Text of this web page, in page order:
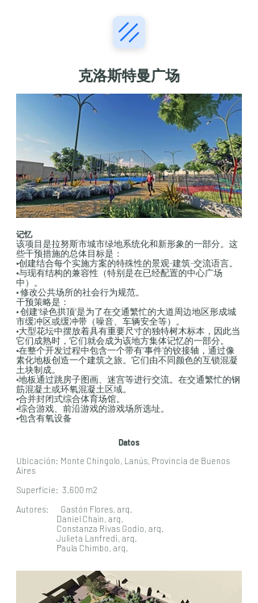
克洛斯特曼广场
记忆
该项目是拉努斯市城市绿地系统化和新形象的一部分。这
些干预措施的总体目标是：
•创建结合每个实施方案的特殊性的景观-建筑-交流语言。
•与现有结构的兼容性（特别是在已经配置的中心广场
中）。
• 修改公共场所的社会行为规范。
干预策略是：
• 创建“绿色拱顶”是为了在交通繁忙的大道周边地区形成城
市缓冲区或缓冲带（噪音、车辆安全等）。
•大型花坛中摆放着具有重要尺寸的独特树木标本，因此当
它们成熟时，它们就会成为该地方集体记忆的一部分。
•在整个开发过程中包含一个带有“事件”的铰接轴，通过像
素化地板创造一个建筑之旅。它们由不同颜色的互锁混凝
土块制成。
•地板通过跳房子图画、迷宫等进行交流。在交通繁忙的钢
筋混凝土或环氧混凝土区域。
•合并封闭式综合体育场馆。
•综合游戏、前沿游戏的游戏场所选址。
•包含有氧设备
Datos
Ubicación: Monte Chingolo, Lanús, Provincia de Buenos
Aires
Superficie: 3.600 m2
Autores: Gastón Flores, arq.
Daniel Chaín, arq.
Constanza Rivas Godio, arq.
Julieta Lanfredi, arq.
Paula Chimbo, arq.